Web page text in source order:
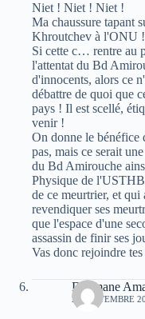
Niet ! Niet ! Niet !
Ma chaussure tapant
Khroutchev à l'ONU !
Si cette c… rentre au
l'attentat du Bd
d'innocents, alors ce
débattre de quoi que
pays ! Il est scellé,
venir !
On donne le bénéfice
pas, mais ce serait
du Bd Amirouche
Physique de
de ce meurtrier, et qui
revendiquer ses
que l'espace d'une
assassin de finir ses
Vas donc rejoindre
Dahmane
22 SEPTEMBRE